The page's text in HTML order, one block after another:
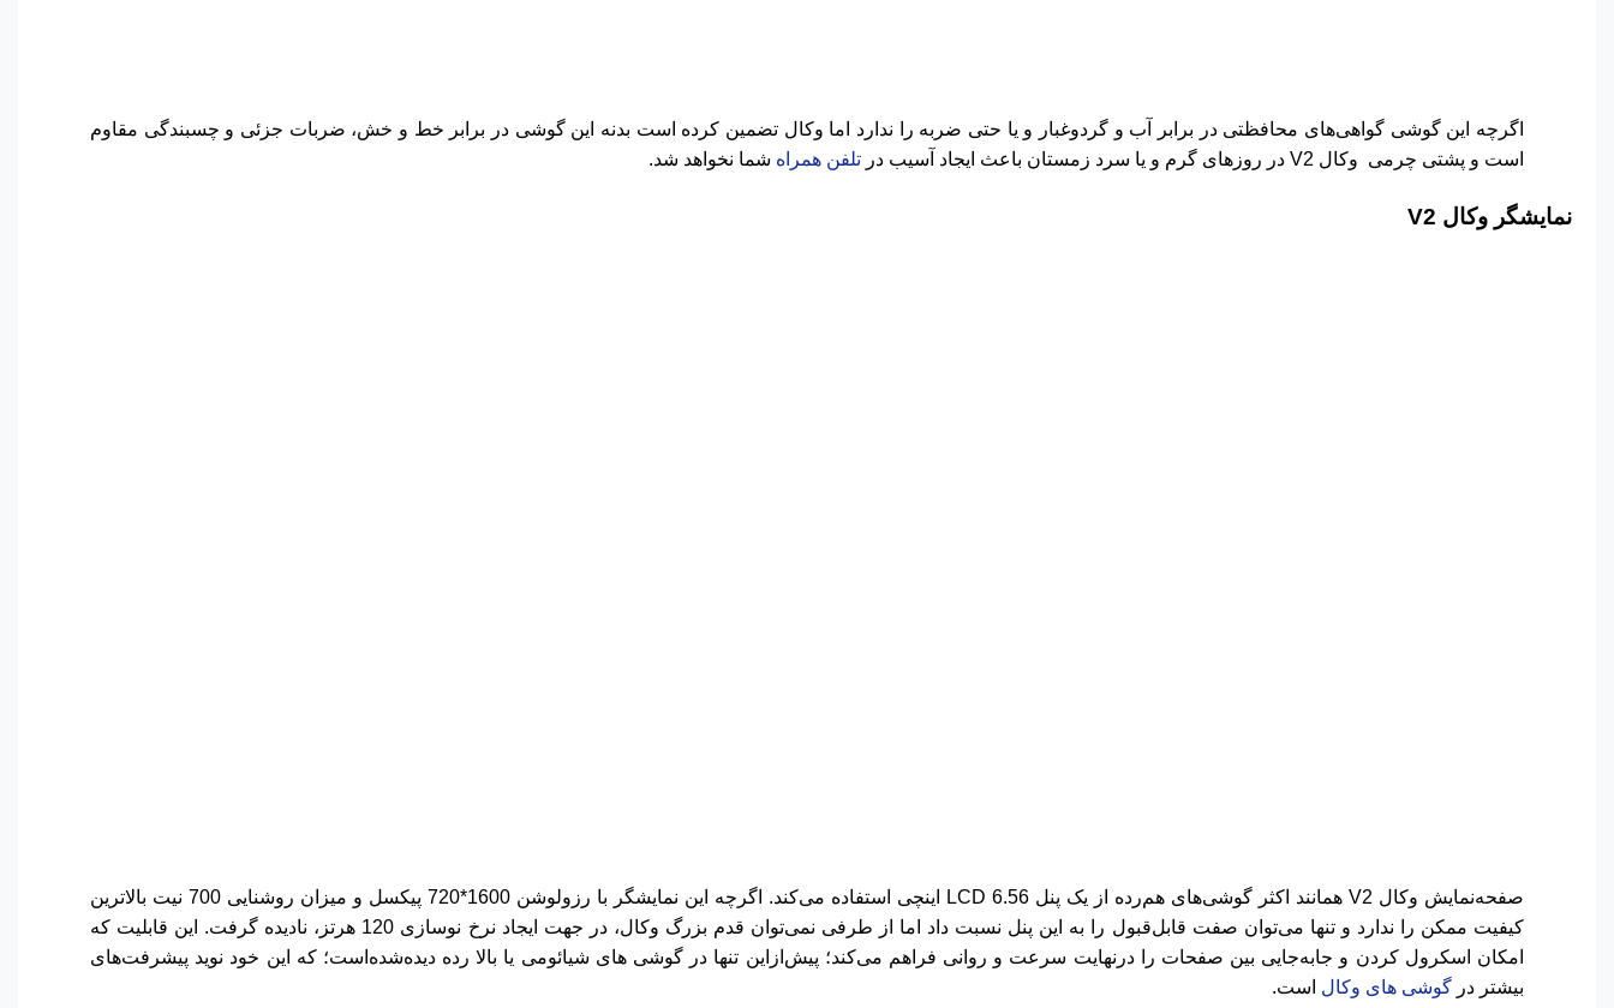
اگرچه این گوشی گواهی‌های محافظتی در برابر آب و گردوغبار و یا حتی ضربه را ندارد اما وکال تضمین کرده است بدنه این گوشی در برابر خط و خش، ضربات جزئی و چسبندگی مقاوم
است و پشتی چرمی وکال V2 در روزهای گرم و یا سرد زمستان باعث ایجاد آسیب در
تلفن همراه شما نخواهد شد.
نمایشگر وکال V2
صفحه‌نمایش وکال V2 همانند اکثر گوشی‌های هم‌رده از یک پنل LCD 6.56 اینچی استفاده می‌کند. اگرچه این نمایشگر با رزولوشن 1600*720 پیکسل و میزان روشنایی 700 نیت بالاترین
کیفیت ممکن را ندارد و تنها می‌توان صفت قابل‌قبول را به این پنل نسبت داد اما از طرفی نمی‌توان قدم بزرگ وکال، در جهت ایجاد نرخ نوسازی 120 هرتز، نادیده گرفت. این قابلیت که
امکان اسکرول کردن و جابه‌جایی بین صفحات را درنهایت سرعت و روانی فراهم می‌کند؛ پیش‌ازاین تنها در گوشی های شیائومی یا بالا رده دیده‌شده‌است؛ که این خود نوید پیشرفت‌های
بیشتر در گوشی های وکال است.